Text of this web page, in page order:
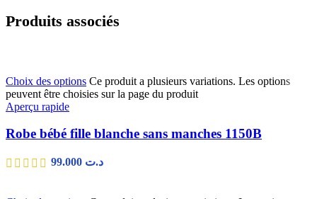
Produits associés
Choix des options Ce produit a plusieurs variations. Les options
peuvent être choisies sur la page du produit
Aperçu rapide
Robe bébé fille blanche sans manches 1150B
د.ت